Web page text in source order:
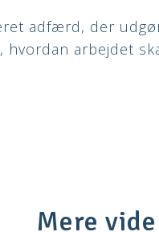
adfærd, der
arbejdet
Mere